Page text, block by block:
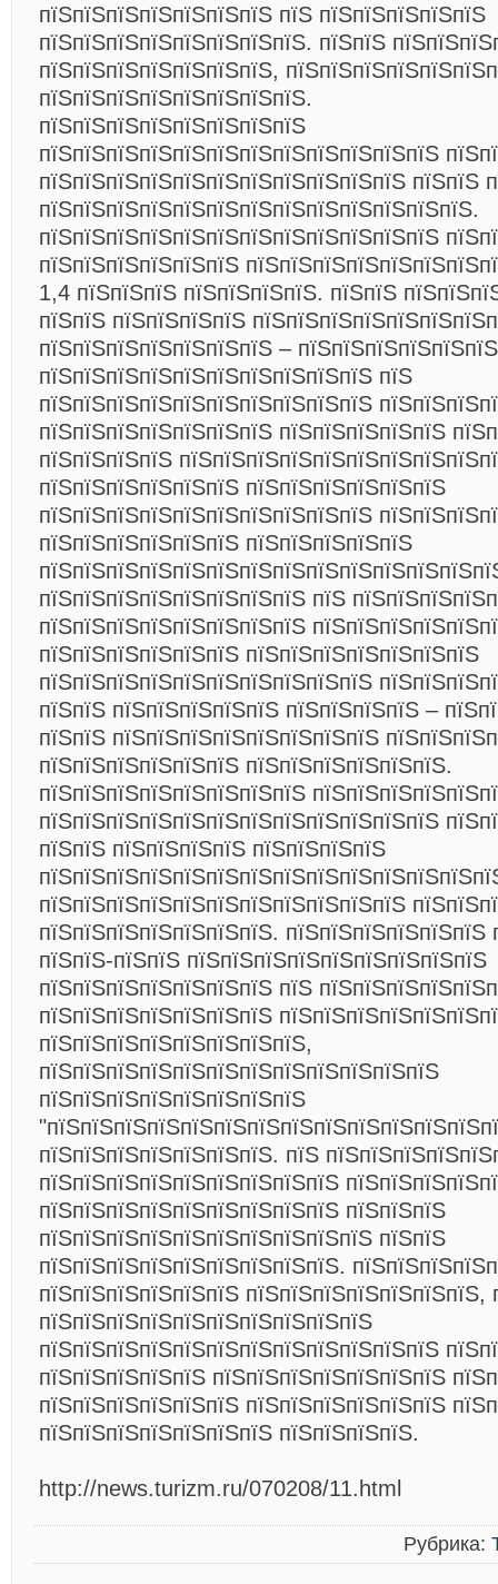
пїЅпїЅпїЅпїЅпїЅпїЅпїЅ пїЅ пїЅпїЅпїЅпїЅпїЅ
пїЅпїЅпїЅпїЅпїЅпїЅпїЅпїЅ. пїЅпїЅ
пїЅпїЅпїЅпїЅпїЅпїЅпїЅ,
пїЅпїЅпїЅпїЅпїЅпїЅпїЅпїЅ.
пїЅпїЅпїЅпїЅпїЅпїЅпїЅпїЅ
пїЅпїЅпїЅпїЅпїЅпїЅпїЅпїЅпїЅпїЅпїЅпїЅ
пїЅпїЅпїЅпїЅпїЅпїЅпїЅпїЅпїЅпїЅпїЅ пїЅпїЅ
пїЅпїЅпїЅпїЅпїЅпїЅпїЅпїЅпїЅпїЅпїЅпїЅпїЅ.
пїЅпїЅпїЅпїЅпїЅпїЅпїЅпїЅпїЅпїЅпїЅпїЅ
пїЅпїЅпїЅпїЅпїЅпїЅ
1,4 пїЅпїЅпїЅ пїЅпїЅпїЅпїЅ. пїЅпїЅ
пїЅпїЅ пїЅпїЅпїЅпїЅ
пїЅпїЅпїЅпїЅпїЅпїЅпїЅ –
пїЅпїЅпїЅпїЅпїЅпїЅпїЅпїЅпїЅпїЅ пїЅ
пїЅпїЅпїЅпїЅпїЅпїЅпїЅпїЅпїЅпїЅ
пїЅпїЅпїЅпїЅпїЅпїЅпїЅ пїЅпїЅпїЅпїЅпїЅ
пїЅпїЅпїЅпїЅ
пїЅпїЅпїЅпїЅпїЅпїЅ пїЅпїЅпїЅпїЅпїЅпїЅ
пїЅпїЅпїЅпїЅпїЅпїЅпїЅпїЅпїЅпїЅ
пїЅпїЅпїЅпїЅпїЅпїЅ пїЅпїЅпїЅпїЅпїЅ
пїЅпїЅпїЅпїЅпїЅпїЅпїЅпїЅ пїЅ
пїЅпїЅпїЅпїЅпїЅпїЅпїЅпїЅ
пїЅпїЅпїЅпїЅпїЅпїЅ пїЅпїЅпїЅпїЅпїЅпїЅпїЅ
пїЅпїЅпїЅпїЅпїЅпїЅпїЅпїЅпїЅпїЅ
пїЅпїЅ пїЅпїЅпїЅпїЅпїЅ пїЅпїЅпїЅпїЅ –
пїЅпїЅ пїЅпїЅпїЅпїЅпїЅпїЅпїЅпїЅ
пїЅпїЅпїЅпїЅпїЅпїЅ пїЅпїЅпїЅпїЅпїЅпїЅ.
пїЅпїЅпїЅпїЅпїЅпїЅпїЅпїЅ
пїЅпїЅпїЅпїЅпїЅпїЅпїЅпїЅпїЅпїЅпїЅпїЅ
пїЅпїЅ пїЅпїЅпїЅпїЅ пїЅпїЅпїЅпїЅ
пїЅпїЅпїЅпїЅпїЅпїЅпїЅпїЅпїЅпїЅпїЅ
пїЅпїЅпїЅпїЅпїЅпїЅпїЅ. пїЅпїЅпїЅпїЅпїЅпїЅ
пїЅпїЅ-пїЅпїЅ пїЅпїЅпїЅпїЅпїЅпїЅпїЅпїЅпїЅ
пїЅпїЅпїЅпїЅпїЅпїЅпїЅ пїЅ
пїЅпїЅпїЅпїЅпїЅпїЅпїЅ
пїЅпїЅпїЅпїЅпїЅпїЅпїЅпїЅ,
пїЅпїЅпїЅпїЅпїЅпїЅпїЅпїЅпїЅпїЅпїЅпїЅ
пїЅпїЅпїЅпїЅпїЅпїЅпїЅпїЅ
пїЅпїЅпїЅпїЅпїЅпїЅпїЅ. пїЅ
пїЅпїЅпїЅпїЅпїЅпїЅпїЅпїЅпїЅ
пїЅпїЅпїЅпїЅпїЅпїЅпїЅпїЅпїЅ пїЅпїЅпїЅ
пїЅпїЅпїЅпїЅпїЅпїЅпїЅпїЅпїЅпїЅ пїЅпїЅ
пїЅпїЅпїЅпїЅпїЅпїЅпїЅпїЅпїЅ.
пїЅпїЅпїЅпїЅпїЅпїЅ пїЅпїЅпїЅпїЅпїЅпїЅпїЅ,
пїЅпїЅпїЅпїЅпїЅпїЅпїЅпїЅпїЅпїЅ
пїЅпїЅпїЅпїЅпїЅпїЅпїЅпїЅпїЅпїЅпїЅпїЅ
пїЅпїЅпїЅпїЅпїЅ пїЅпїЅпїЅпїЅпїЅпїЅпїЅ
пїЅпїЅпїЅпїЅпїЅпїЅ пїЅпїЅпїЅпїЅпїЅпїЅ
пїЅпїЅпїЅпїЅпїЅпїЅпїЅ пїЅпїЅпїЅпїЅ.
http://news.turizm.ru/070208/11.html
Рубрика: